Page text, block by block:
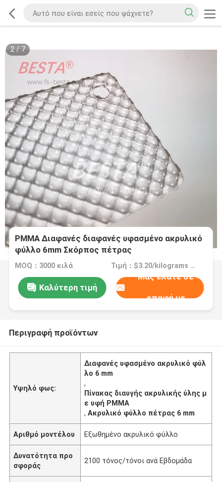
2/ 7
PMMA Διαφανές διαφανές υφασμένο ακρυλικό
φύλλο 6mm Σκόρπος πέτρας
MOQ：3000 κιλά Τιμή：$3.20/kilograms 3000-4999 kilograms
Καλύτερη τιμή
Μας ελάτε σε
επαφή με
Περιγραφή προϊόντων
Υψηλό φως:
Διαφανές υφασμένο ακρυλικό φύλ
λο 6 mm
,
Πίνακας διαυγής ακρυλικής ύλης μ
ε υφή PMMA
,Ακρυλικό φύλλο πέτρας 6 mm
Αριθμό μοντέλου Εξωθημένο ακρυλικό φύλλο
Δυνατότητα προ
σφοράς
2100 τόνος/τόνοι ανά Εβδομάδα